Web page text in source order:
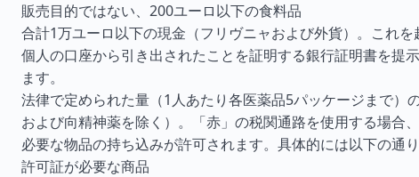
販売目的ではない、200ユーロ以下の食料品
合計1万ユーロ以下の現金（フリヴニャおよび外貨）。これを
個人の口座から引き出されたことを証明する銀行証明書を提
ます。
法律で定められた量（1人あたり各医薬品5パッケージまで）
および向精神薬を除く）。「赤」の税関通路を使用する場合
必要な物品の持ち込みが許可されます。具体的には以下の通り
許可証が必要な商品